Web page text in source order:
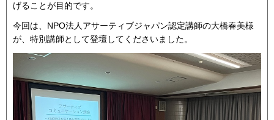
げることが目的です。
今回は、NPO法人アサーティブジャパン認定講師の大橋春美様
が、特別講師として登壇してくださいました。